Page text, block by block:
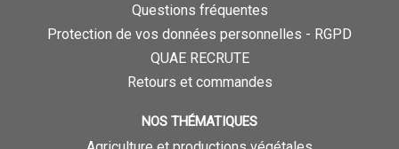
Questions fréquentes
Protection de vos données personnelles - RGPD
QUAE RECRUTE
Retours et commandes
NOS THÉMATIQUES